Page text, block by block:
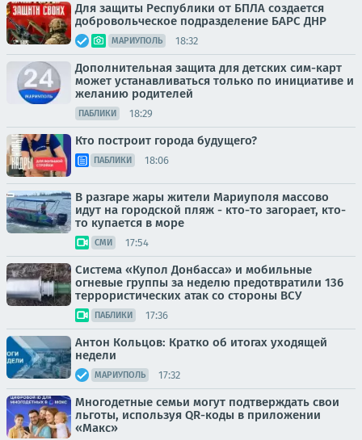
Для защиты Республики от БПЛА создается
добровольческое подразделение БАРС ДНР
МАРИУПОЛЬ 18:32
Дополнительная защита для детских сим-карт
может устанавливаться только по инициативе и
желанию родителей
ПАБЛИКИ 18:29
Кто построит города будущего?
ПАБЛИКИ 18:06
В разгаре жары жители Мариуполя массово
идут на городской пляж - кто-то загорает, кто-
то купается в море
СМИ 17:54
Система «Купол Донбасса» и мобильные
огневые группы за неделю предотвратили 136
террористических атак со стороны ВСУ
ПАБЛИКИ 17:36
Антон Кольцов: Кратко об итогах уходящей
недели
МАРИУПОЛЬ 17:32
Многодетные семьи могут подтверждать свои
льготы, используя QR-коды в приложении
«Макс»